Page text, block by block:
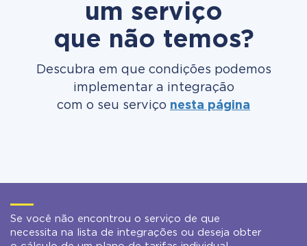
um serviço
que não temos?
Descubra em que condições podemos
implementar a integração
com o seu serviço nesta página
Se você não encontrou o serviço de que
necessita na lista de integrações ou deseja obter